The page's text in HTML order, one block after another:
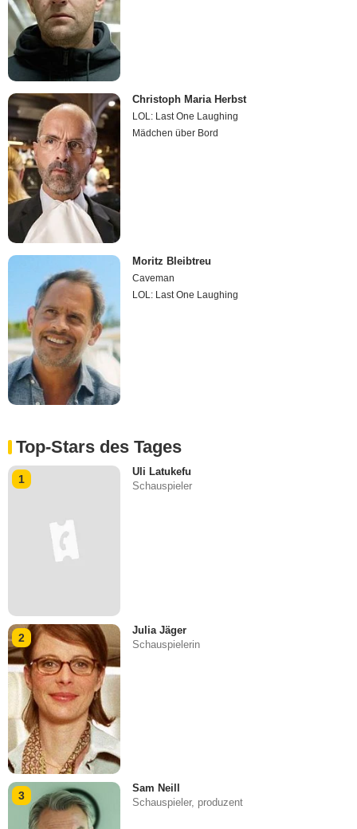
Christoph Maria Herbst
LOL: Last One Laughing
Mädchen über Bord
Moritz Bleibtreu
Caveman
LOL: Last One Laughing
Top-Stars des Tages
1
Uli Latukefu
Schauspieler
2
Julia Jäger
Schauspielerin
3
Sam Neill
Schauspieler, produzent